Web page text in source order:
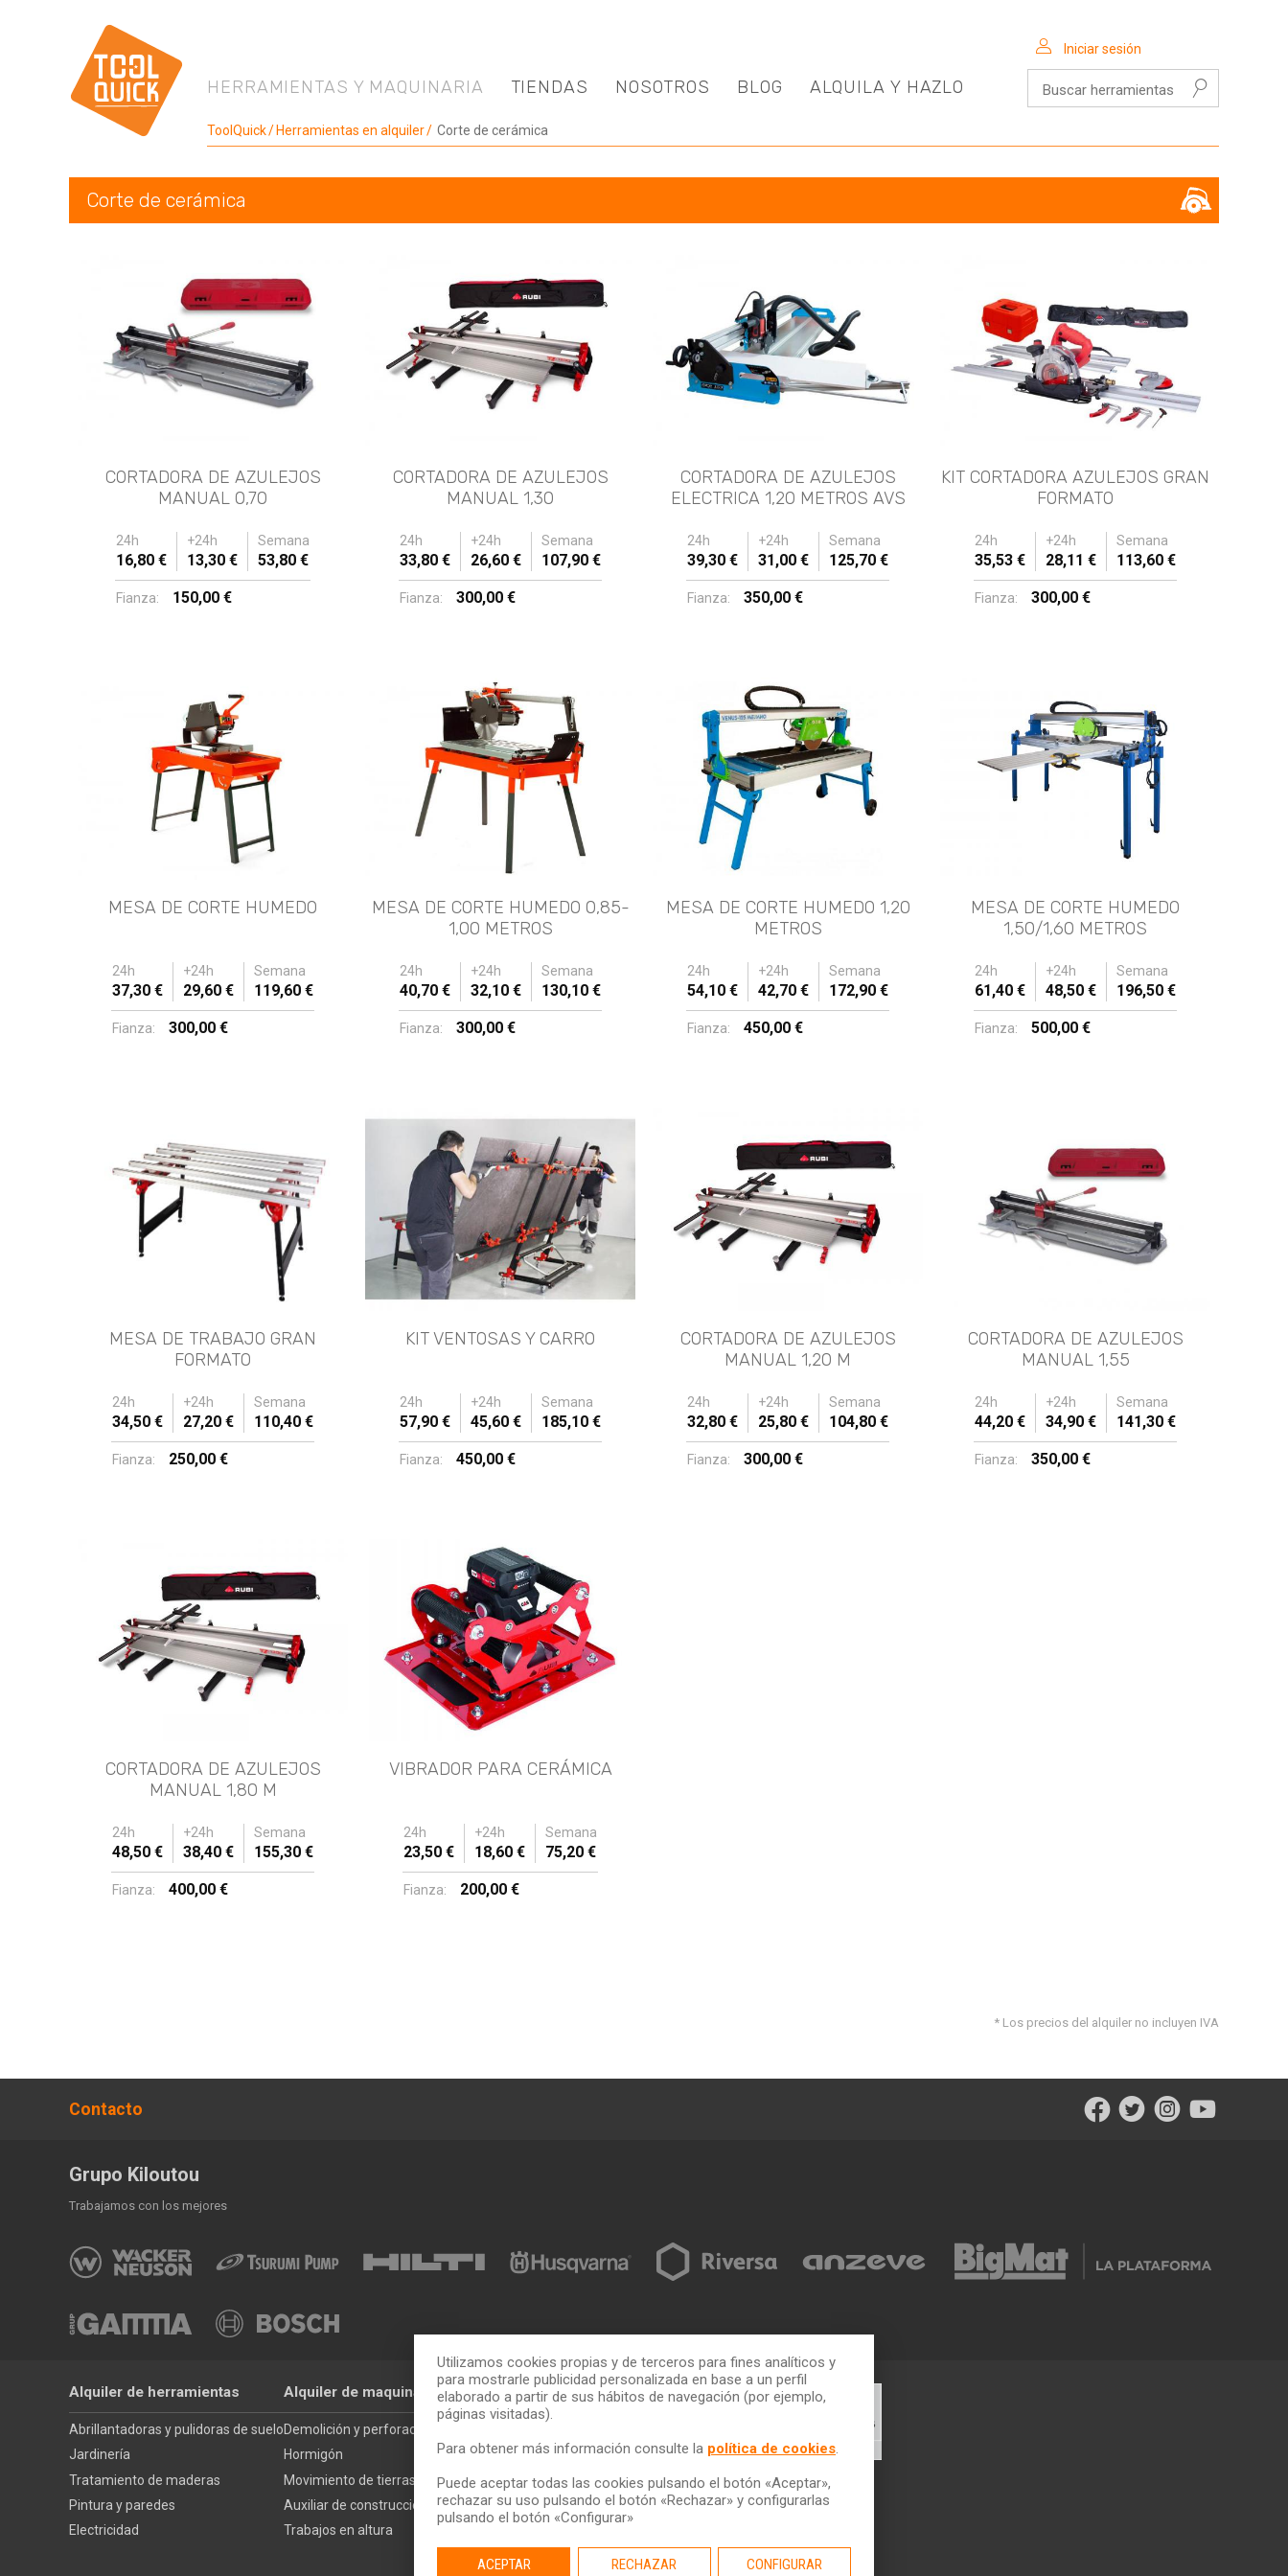
Iniciar sesión
HERRAMIENTAS Y MAQUINARIA TIENDAS NOSOTROS BLOG ALQUILA Y HAZLO
ToolQuick Herramientas en alquiler Corte de cerámica
Corte de cerámica
CORTADORA DE AZULEJOS
MANUAL 0,70
24h +24h Semana
16,80 € 13,30 € 53,80 €
Fianza: 150,00 €
CORTADORA DE AZULEJOS
MANUAL 1,30
24h +24h Semana
33,80 € 26,60 € 107,90 €
Fianza: 300,00 €
CORTADORA DE AZULEJOS
ELECTRICA 1,20 METROS AVS
24h +24h Semana
39,30 € 31,00 € 125,70 €
Fianza: 350,00 €
KIT CORTADORA AZULEJOS GRAN
FORMATO
24h +24h Semana
35,53 € 28,11 € 113,60 €
Fianza: 300,00 €
MESA DE CORTE HUMEDO
24h +24h Semana
37,30 € 29,60 € 119,60 €
Fianza: 300,00 €
MESA DE CORTE HUMEDO 0,85-
1,00 METROS
24h +24h Semana
40,70 € 32,10 € 130,10 €
Fianza: 300,00 €
MESA DE CORTE HUMEDO 1,20
METROS
24h +24h Semana
54,10 € 42,70 € 172,90 €
Fianza: 450,00 €
MESA DE CORTE HUMEDO
1,50/1,60 METROS
24h +24h Semana
61,40 € 48,50 € 196,50 €
Fianza: 500,00 €
MESA DE TRABAJO GRAN
FORMATO
24h +24h Semana
34,50 € 27,20 € 110,40 €
Fianza: 250,00 €
KIT VENTOSAS Y CARRO
24h +24h Semana
57,90 € 45,60 € 185,10 €
Fianza: 450,00 €
CORTADORA DE AZULEJOS
MANUAL 1,20 M
24h +24h Semana
32,80 € 25,80 € 104,80 €
Fianza: 300,00 €
CORTADORA DE AZULEJOS
MANUAL 1,55
24h +24h Semana
44,20 € 34,90 € 141,30 €
Fianza: 350,00 €
CORTADORA DE AZULEJOS
MANUAL 1,80 M
24h +24h Semana
48,50 € 38,40 € 155,30 €
Fianza: 400,00 €
VIBRADOR PARA CERÁMICA
24h +24h Semana
23,50 € 18,60 € 75,20 €
Fianza: 200,00 €
* Los precios del alquiler no incluyen IVA
Contacto
Grupo Kiloutou
Trabajamos con los mejores
Alquiler de herramientas
Abrillantadoras y pulidoras de suelo
Jardinería
Tratamiento de maderas
Pintura y paredes
Electricidad
Alquiler de maquinaria
Demolición y perforación
Hormigón
Movimiento de tierras
Auxiliar de construcción
Trabajos en altura
Cómo alquilar
Consejos
Servicio de transporte
Descarga nuestro catálogo
ToolQuick
Tiendas
Trabaja con nosotros
Ética y Cumplimiento
Utilizamos cookies propias y de terceros para fines analíticos y
para mostrarle publicidad personalizada en base a un perfil
elaborado a partir de sus hábitos de navegación (por ejemplo,
páginas visitadas).
Para obtener más información consulte la política de cookies.
Puede aceptar todas las cookies pulsando el botón «Aceptar»,
rechazar su uso pulsando el botón «Rechazar» y configurarlas
pulsando el botón «Configurar»
ACEPTAR RECHAZAR CONFIGURAR